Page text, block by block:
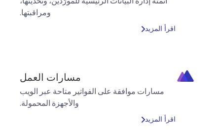
ومراقبتها.
اقرأ المزيد
مسارات العمل
مسارات موافقة على الفواتير متاحة عبر الويب
والأجهزة المحمولة.
اقرأ المزيد